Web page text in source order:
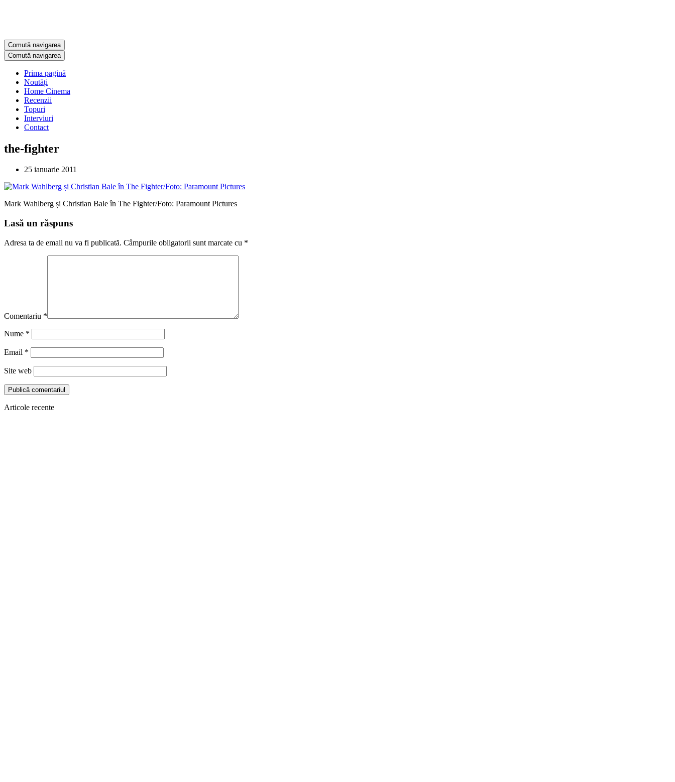
Comută navigarea
Comută navigarea
Prima pagină
Noutăți
Home Cinema
Recenzii
Topuri
Interviuri
Contact
the-fighter
25 ianuarie 2011
Mark Wahlberg și Christian Bale în The Fighter/Foto: Paramount Pictures
Lasă un răspuns
Adresa ta de email nu va fi publicată. Câmpurile obligatorii sunt marcate cu *
Comentariu *
Nume *
Email *
Site web
Articole recente